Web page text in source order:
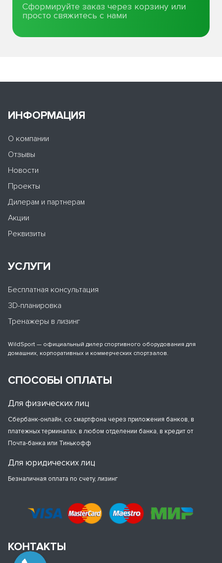
Сформируйте заказ через корзину или
просто свяжитесь с нами
ИНФОРМАЦИЯ
О компании
Отзывы
Новости
Проекты
Дилерам и партнерам
Акции
Реквизиты
УСЛУГИ
Бесплатная консультация
3D-планировка
Тренажеры в лизинг
WildSport — официальный дилер спортивного оборудования для
домашних, корпоративных и коммерческих спортзалов.
СПОСОБЫ ОПЛАТЫ
Для физических лиц
Сбербанк-онлайн, со смартфона через приложения банков, в
платежных терминалах, в любом отделении банка, в кредит от
Почта-банка или Тинькофф
Для юридических лиц
Безналичная оплата по счету, лизинг
КОНТАКТЫ